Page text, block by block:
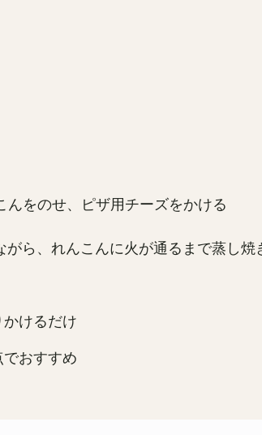
をのせ、ピザ用チーズをかける
ら、れんこんに火が通るまで蒸し焼
けるだけ
おすすめ